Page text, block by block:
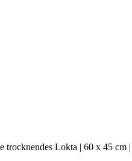
Lokta | 60 x 45